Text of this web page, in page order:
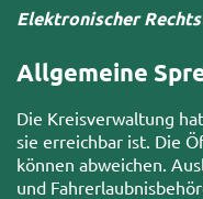
Elektronischer
Allgemeine
Die Kreisverwaltung
sie erreichbar ist. Die
können abweichen.
und